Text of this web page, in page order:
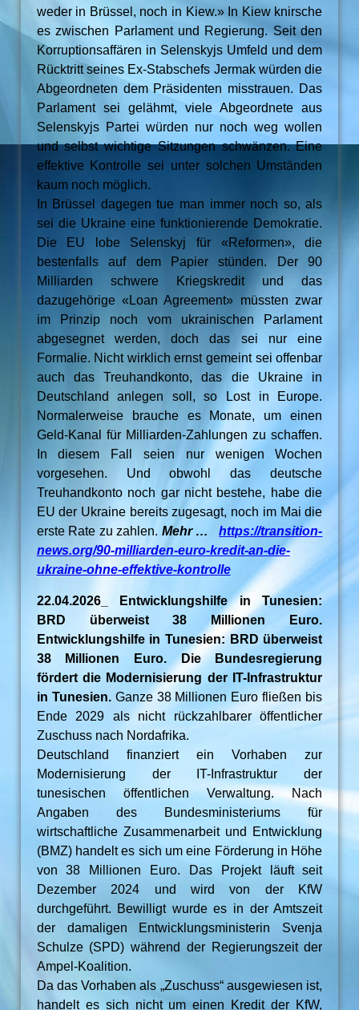
weder in Brüssel, noch in Kiew.» In Kiew knirsche
es zwischen Parlament und Regierung. Seit den
Korruptionsaffären in Selenskyjs Umfeld und dem
Rücktritt seines Ex-Stabschefs Jermak würden die
Abgeordneten dem Präsidenten misstrauen. Das
Parlament sei gelähmt, viele Abgeordnete aus
Selenskyjs Partei würden nur noch weg wollen
und selbst wichtige Sitzungen schwänzen. Eine
effektive Kontrolle sei unter solchen Umständen
kaum noch möglich.
In Brüssel dagegen tue man immer noch so, als
sei die Ukraine eine funktionierende Demokratie.
Die EU lobe Selenskyj für «Reformen», die
bestenfalls auf dem Papier stünden. Der 90
Milliarden schwere Kriegskredit und das
dazugehörige «Loan Agreement» müssten zwar
im Prinzip noch vom ukrainischen Parlament
abgesegnet werden, doch das sei nur eine
Formalie. Nicht wirklich ernst gemeint sei offenbar
auch das Treuhandkonto, das die Ukraine in
Deutschland anlegen soll, so Lost in Europe.
Normalerweise brauche es Monate, um einen
Geld-Kanal für Milliarden-Zahlungen zu schaffen.
In diesem Fall seien nur wenigen Wochen
vorgesehen. Und obwohl das deutsche
Treuhandkonto noch gar nicht bestehe, habe die
EU der Ukraine bereits zugesagt, noch im Mai die
erste Rate zu zahlen. Mehr …https://transition-
news.org/90-milliarden-euro-kredit-an-die-
ukraine-ohne-effektive-kontrolle
22.04.2026_ Entwicklungshilfe in Tunesien:
BRD überweist 38 Millionen Euro.
Entwicklungshilfe in Tunesien: BRD überweist
38 Millionen Euro. Die Bundesregierung
fördert die Modernisierung der IT-Infrastruktur
in Tunesien. Ganze 38 Millionen Euro fließen bis
Ende 2029 als nicht rückzahlbarer öffentlicher
Zuschuss nach Nordafrika.
Deutschland finanziert ein Vorhaben zur
Modernisierung der IT-Infrastruktur der
tunesischen öffentlichen Verwaltung. Nach
Angaben des Bundesministeriums für
wirtschaftliche Zusammenarbeit und Entwicklung
(BMZ) handelt es sich um eine Förderung in Höhe
von 38 Millionen Euro. Das Projekt läuft seit
Dezember 2024 und wird von der KfW
durchgeführt. Bewilligt wurde es in der Amtszeit
der damaligen Entwicklungsministerin Svenja
Schulze (SPD) während der Regierungszeit der
Ampel-Koalition.
Da das Vorhaben als „Zuschuss“ ausgewiesen ist,
handelt es sich nicht um einen Kredit der KfW,